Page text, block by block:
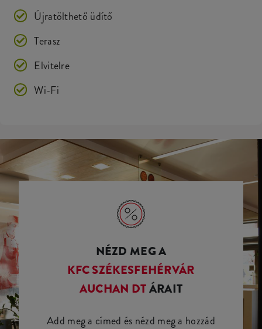
Újratölthető üdítő
Terasz
Elvitelre
Wi-Fi
NÉZD MEG A
KFC SZÉKESFEHÉRVÁR
AUCHAN DTÁRAIT
Add meg a címed és nézd meg a hozzád